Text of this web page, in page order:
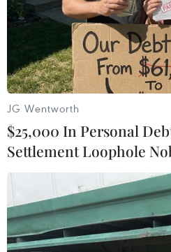
Phản ứng của Nhà
JG Wentworth
$25,000 In Personal
Settlement Loophole